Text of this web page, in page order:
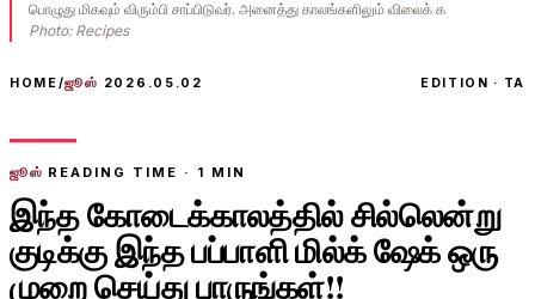
பொழுது மிகவும் விரும்பி சாப்பிடுவர். அனைத்து காலங்களிலும் விலைக் க
Photo: Recipes
HOME/ஜூஸ் 2026.05.02 EDITION · TA
ஜூஸ் READING TIME · 1 MIN
இந்த கோடைக்காலத்தில் சில்லென்று
குடிக்கு இந்த பப்பாளி மில்க் ஷேக் ஒரு
முறை செய்து பாருங்கள்!!